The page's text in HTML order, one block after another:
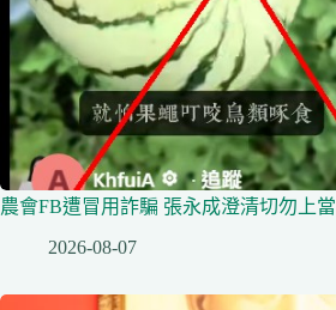
農會FB遭冒用詐騙 張永成澄清切勿上當
2026-08-07